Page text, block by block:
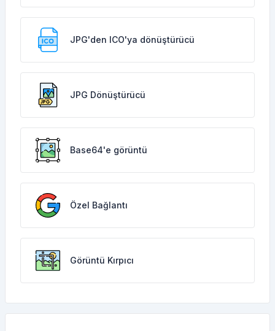
JPG'den ICO'ya dönüştürücü
JPG Dönüştürücü
Base64'e görüntü
Özel Bağlantı
Görüntü Kırpıcı